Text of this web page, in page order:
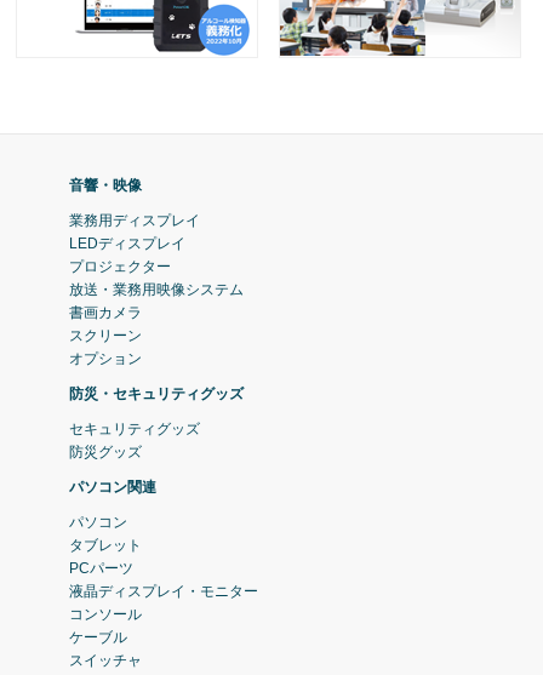
音響・映像
業務用ディスプレイ
LEDディスプレイ
プロジェクター
放送・業務用映像システム
書画カメラ
スクリーン
オプション
防災・セキュリティグッズ
セキュリティグッズ
防災グッズ
パソコン関連
パソコン
タブレット
PCパーツ
液晶ディスプレイ・モニター
コンソール
ケーブル
スイッチャ